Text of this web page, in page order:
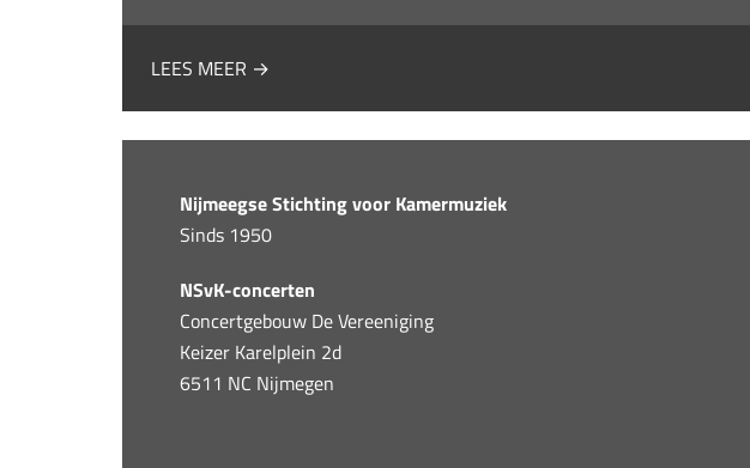
LEES MEER →
Nijmeegse Stichting voor Kamermuziek
Sinds 1950
NSvK-concerten
Concertgebouw De Vereeniging
Keizer Karelplein 2d
6511 NC Nijmegen